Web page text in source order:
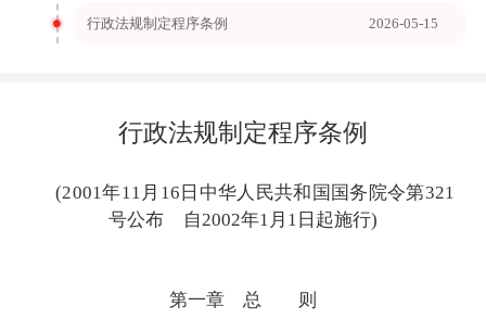
行政法规制定程序条例 2026-05-15
行政法规制定程序条例